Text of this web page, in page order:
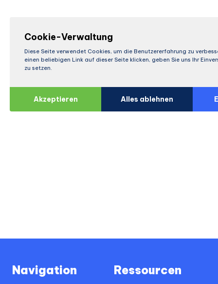
Navigation Ressourcen
Cookie-Verwaltung
Diese Seite verwendet Cookies, um die Benutzererfahrung zu
einen beliebigen Link auf dieser Seite klicken, geben Sie uns Ihr
zu setzen.
Akzeptieren Alles ablehnen